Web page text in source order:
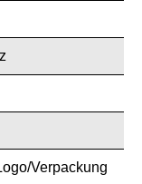
Verpackung